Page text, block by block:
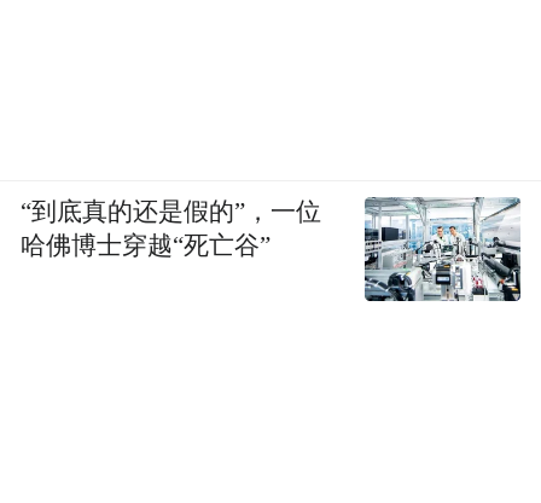
“到底真的还是假的”，一位
哈佛博士穿越“死亡谷”